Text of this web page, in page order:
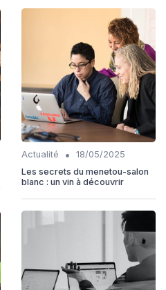
Actualité •
18/05/2025
Les secrets du menetou-salon
blanc : un vin à découvrir